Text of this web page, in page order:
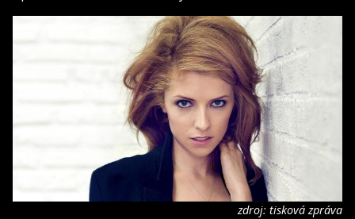
zdroj: tisková zpráva